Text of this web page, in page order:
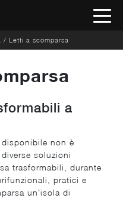
/ Letti a scomparsa
a
non è
soluzioni
trasformabili, durante
pratici e
un’isola di